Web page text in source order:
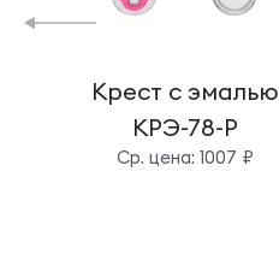
Крест с эмалью
КРЭ-78-Р
Cр. цена: 1007 ₽